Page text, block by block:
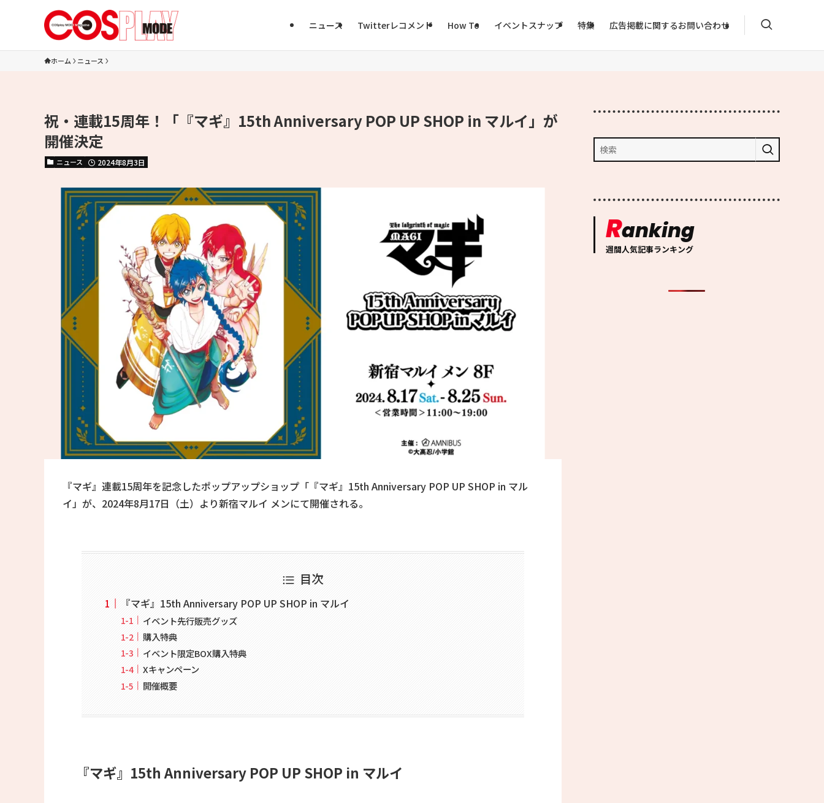
ニュース Twitterレコメンド How To イベントスナップ 特集 広告掲載に関するお問い合わせ
ホーム ニュース
祝・連載15周年！「『マギ』15th Anniversary POP UP SHOP in マルイ」が
開催決定
ニュース 2024年8月3日
『マギ』連載15周年を記念したポップアップショップ「『マギ』15th Anniversary POP UP SHOP in マル
イ」が、2024年8月17日（土）より新宿マルイ メンにて開催される。
目次
『マギ』15th Anniversary POP UP SHOP in マルイ
イベント先行販売グッズ
購入特典
イベント限定BOX購入特典
Xキャンペーン
開催概要
『マギ』15th Anniversary POP UP SHOP in マルイ
Ranking
週間人気記事ランキング